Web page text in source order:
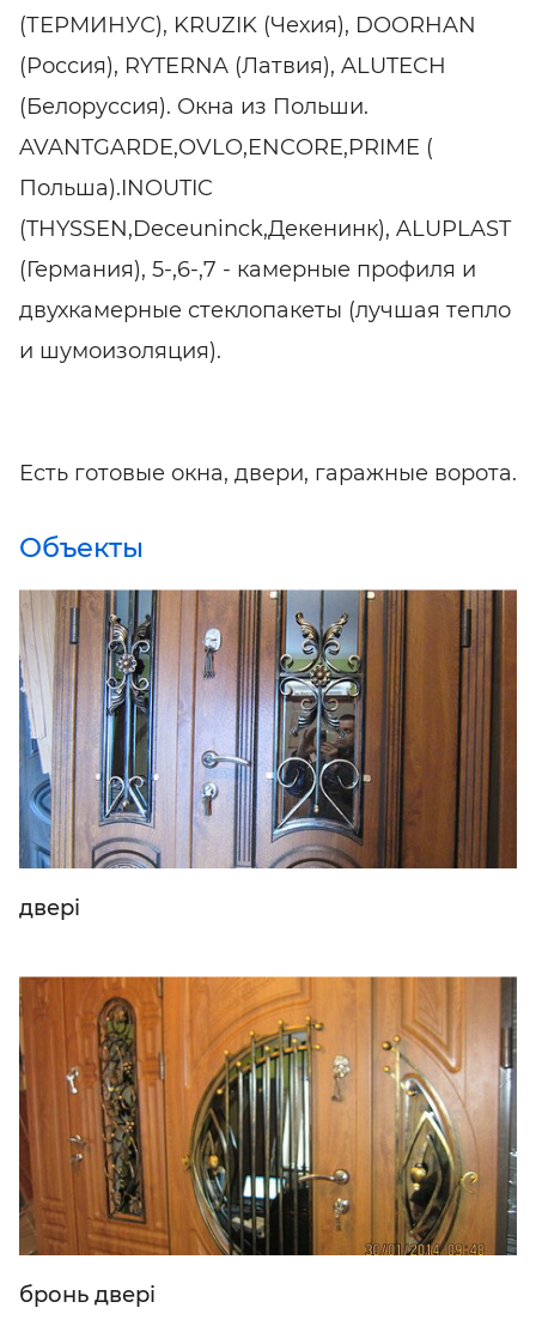
(ТЕРМИНУС), KRUZIK (Чехия), DOORHAN
(Россия), RYTERNA (Латвия), ALUTECH
(Белоруссия). Окна из Польши.
AVANTGARDE,OVLO,ENCORE,PRIME (
Польша).INOUTIC
(THYSSEN,Deceuninck,Декенинк), ALUPLAST
(Германия), 5-,6-,7 - камерные профиля и
двухкамерные стеклопакеты (лучшая тепло
и шумоизоляция).
Есть готовые окна, двери, гаражные ворота.
Объекты
двері
бронь двері